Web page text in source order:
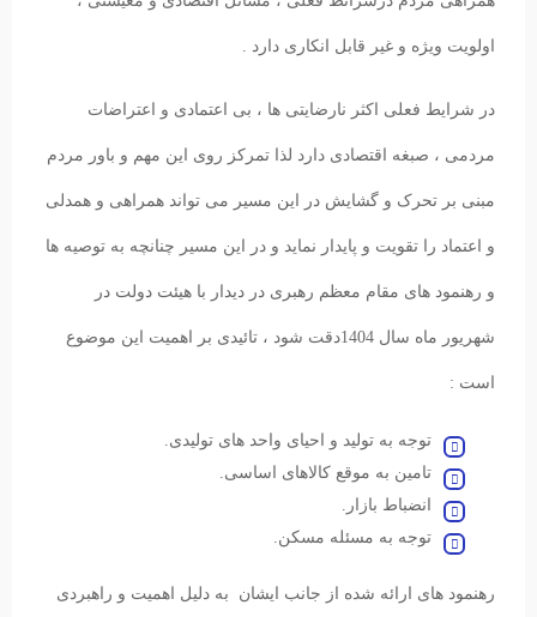
اولویت ویژه و غیر قابل انکاری دارد .
در شرایط فعلی اکثر نارضایتی ها ، بی اعتمادی و اعتراضات
مردمی ، صبغه اقتصادی دارد لذا تمرکز روی این مهم و باور مردم
مبنی بر تحرک و گشایش در این مسیر می تواند همراهی و همدلی
و اعتماد را تقویت و پایدار نماید و در این مسیر چنانچه به توصیه ها
و رهنمود های مقام معظم رهبری در دیدار با هیئت دولت در
شهریور ماه سال 1404دقت شود ، تائیدی بر اهمیت این موضوع
است :
توجه به تولید و احیای واحد های تولیدی.
تامین به موقع کالاهای اساسی.
انضباط بازار.
توجه به مسئله مسکن.
رهنمود های ارائه شده از جانب ایشان به دلیل اهمیت و راهبردی